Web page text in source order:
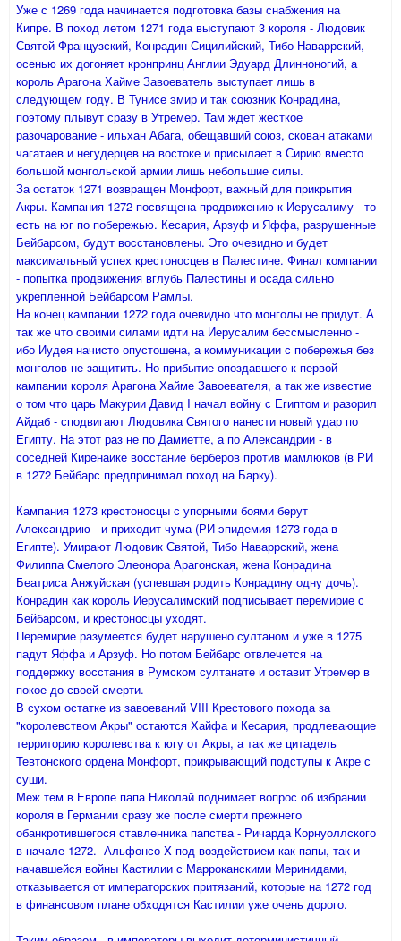
Уже с 1269 года начинается подготовка базы снабжения на
Кипре. В поход летом 1271 года выступают 3 короля - Людовик
Святой Французский, Конрадин Сицилийский, Тибо Наваррский,
осенью их догоняет кронпринц Англии Эдуард Длинноногий, а
король Арагона Хайме Завоеватель выступает лишь в
следующем году. В Тунисе эмир и так союзник Конрадина,
поэтому плывут сразу в Утремер. Там ждет жесткое
разочарование - ильхан Абага, обещавший союз, скован атаками
чагатаев и негудерцев на востоке и присылает в Сирию вместо
большой монгольской армии лишь небольшие силы.
За остаток 1271 возвращен Монфорт, важный для прикрытия
Акры. Кампания 1272 посвящена продвижению к Иерусалиму - то
есть на юг по побережью. Кесария, Арзуф и Яффа, разрушенные
Бейбарсом, будут воcстановлены. Это очевидно и будет
максимальный успех крестоносцев в Палестине. Финал компании
- попытка продвижения вглубь Палестины и осада сильно
укрепленной Бейбарсом Рамлы.
На конец кампании 1272 года очевидно что монголы не придут. А
так же что своими силами идти на Иерусалим бессмысленно -
ибо Иудея начисто опустошена, а коммуникации с побережья без
монголов не защитить. Но прибытие опоздавшего к первой
кампании короля Арагона Хайме Завоевателя, а так же известие
о том что царь Макурии Давид I начал войну с Египтом и разорил
Айдаб - сподвигают Людовика Святого нанести новый удар по
Египту. На этот раз не по Дамиетте, а по Александрии - в
соседней Киренаике восстание берберов против мамлюков (в РИ
в 1272 Бейбарс предпринимал поход на Барку).
Кампания 1273 крестоносцы с упорными боями берут
Александрию - и приходит чума (РИ эпидемия 1273 года в
Египте). Умирают Людовик Святой, Тибо Наваррский, жена
Филиппа Смелого Элеонора Арагонская, жена Конрадина
Беатриса Анжуйская (успевшая родить Конрадину одну дочь).
Конрадин как король Иерусалимский подписывает перемирие с
Бейбарсом, и крестоносцы уходят.
Перемирие разумеется будет нарушено султаном и уже в 1275
падут Яффа и Арзуф. Но потом Бейбарс отвлечется на
поддержку восстания в Румском султанате и оставит Утремер в
покое до своей смерти.
В сухом остатке из завоеваний VIII Крестового похода за
"королевством Акры" остаются Хайфа и Кесария, продлевающие
территорию королевства к югу от Акры, а так же цитадель
Тевтонского ордена Монфорт, прикрывающий подступы к Акре с
суши.
Меж тем в Европе папа Николай поднимает вопрос об избрании
короля в Германии сразу же после смерти прежнего
обанкротившегося ставленника папства - Ричарда Корнуоллского
в начале 1272. Альфонсо X под воздействием как папы, так и
начавшейся войны Кастилии с Марроканскими Меринидами,
отказывается от императорских притязаний, которые на 1272 год
в финансовом плане обходятся Кастилии уже очень дорого.